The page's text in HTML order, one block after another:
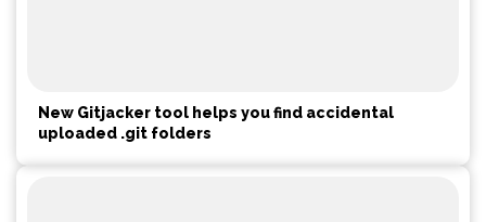
New Gitjacker tool helps you find accidental
uploaded .git folders